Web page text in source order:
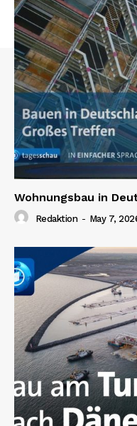
Wohnungsbau in
Redaktion - May 7,